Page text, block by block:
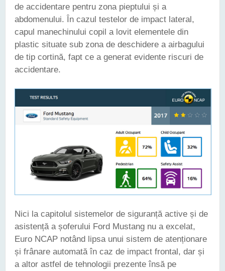
de accidentare pentru zona pieptului și a
abdomenului. În cazul testelor de impact lateral,
capul manechinului copil a lovit elementele din
plastic situate sub zona de deschidere a airbagului
de tip cortină, fapt ce a generat evidente riscuri de
accidentare.
Nici la capitolul sistemelor de siguranță active și de
asistență a șoferului Ford Mustang nu a excelat,
Euro NCAP notând lipsa unui sistem de atenționare
și frânare automată în caz de impact frontal, dar și
a altor astfel de tehnologii prezente însă pe